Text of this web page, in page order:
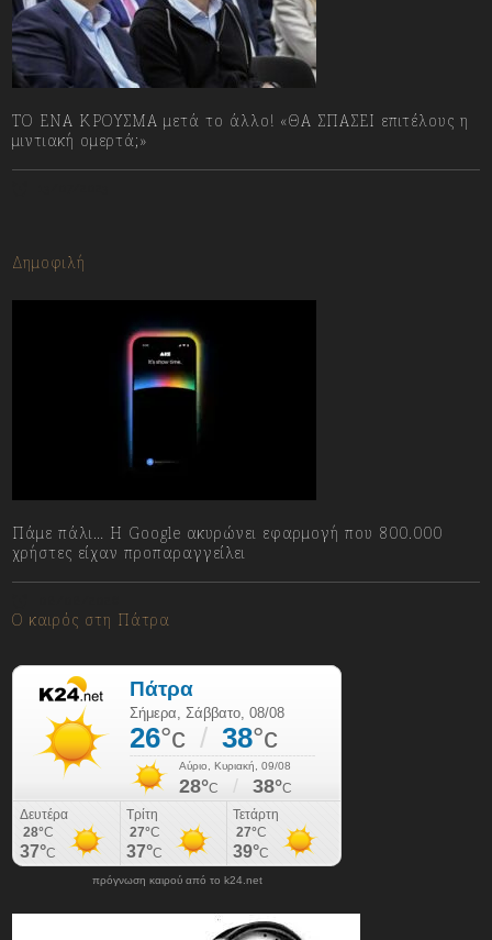
ΤΟ ΕΝΑ ΚΡΟΥΣΜΑ μετά το άλλο! «ΘΑ ΣΠΑΣΕΙ επιτέλους η
μιντιακή ομερτά;»
Δημοφιλή
Πάμε πάλι… Η Google ακυρώνει εφαρμογή που 800.000
χρήστες είχαν προπαραγγείλει
Ο καιρός στη Πάτρα
πρόγνωση καιρού από το k24.net